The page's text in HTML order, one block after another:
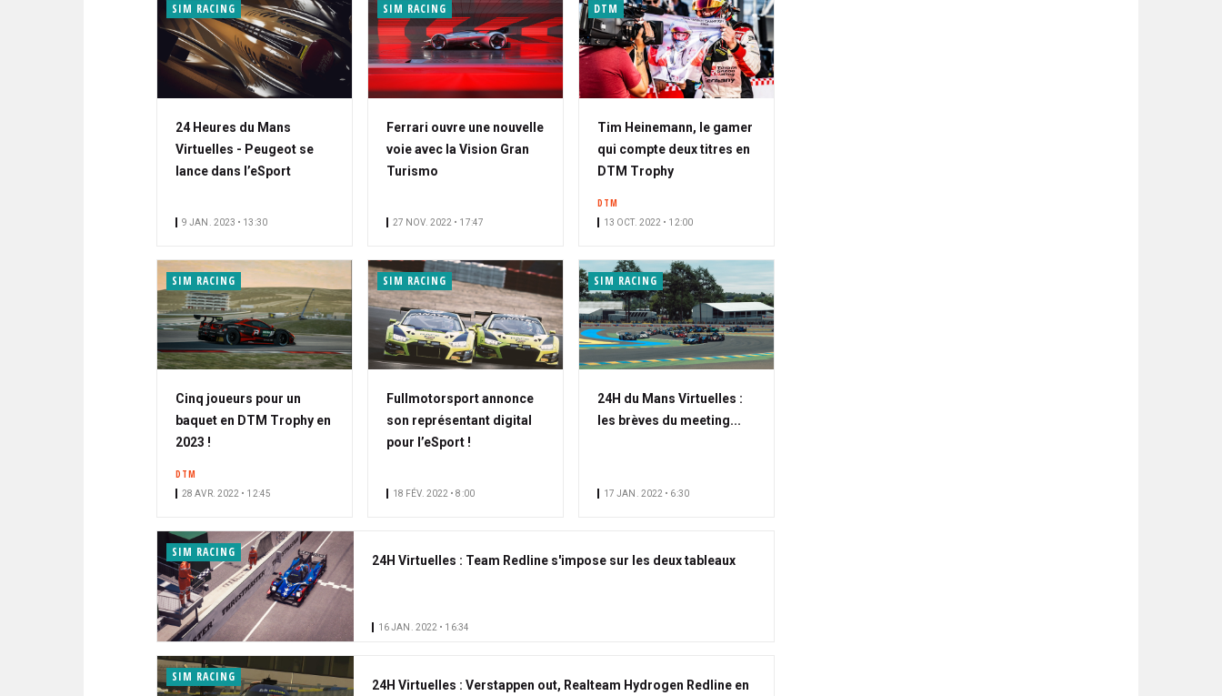
SIM RACING
24 Heures du Mans
Virtuelles - Peugeot se
lance dans l’eSport
9 JAN. 2023 • 13:30
SIM RACING
Ferrari ouvre une nouvelle
voie avec la Vision Gran
Turismo
27 NOV. 2022 • 17:47
DTM
Tim Heinemann, le gamer
qui compte deux titres en
DTM Trophy
DTM
13 OCT. 2022 • 12:00
SIM RACING
Cinq joueurs pour un
baquet en DTM Trophy en
2023 !
DTM
28 AVR. 2022 • 12:45
SIM RACING
Fullmotorsport annonce
son représentant digital
pour l’eSport !
18 FÉV. 2022 • 8:00
SIM RACING
24H du Mans Virtuelles :
les brèves du meeting...
17 JAN. 2022 • 6:30
SIM RACING
24H Virtuelles : Team Redline s'impose sur les deux tableaux
16 JAN. 2022 • 16:34
SIM RACING
24H Virtuelles : Verstappen out, Realteam Hydrogen Redline en